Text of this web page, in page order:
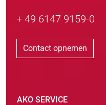
+ 49 6147 9159-0
Contact opnemen
AKO SERVICE